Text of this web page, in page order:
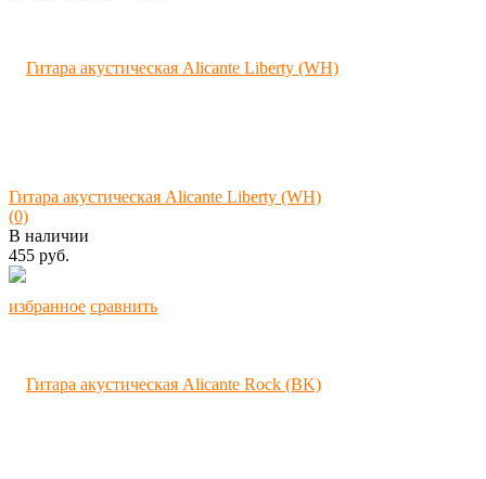
избранное сравнить
Гитара акустическая Alicante Liberty (WH)
(0)
В наличии
455 руб.